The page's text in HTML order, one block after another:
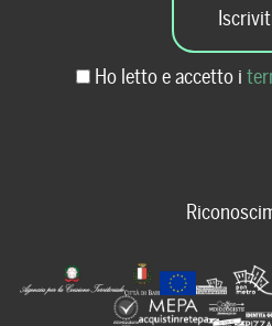
Ho letto e accetto i